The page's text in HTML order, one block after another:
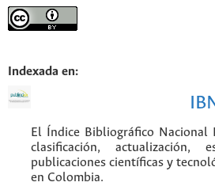
Indexada en:
El Índice Bibliográfico Nacional
clasificación, actualización,
publicaciones científicas y
en Colombia.